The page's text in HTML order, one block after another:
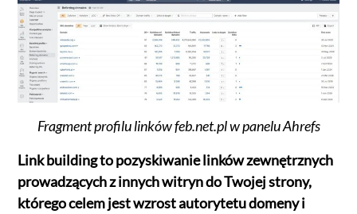
Fragment profilu linków feb.net.pl w panelu Ahrefs
Link building to pozyskiwanie linków zewnętrznych
prowadzących z innych witryn do Twojej strony,
którego celem jest wzrost autorytetu domeny i